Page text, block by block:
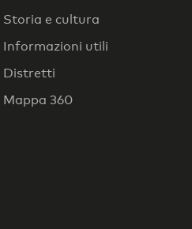
Storia e cultura
Informazioni utili
Distretti
Mappa 360